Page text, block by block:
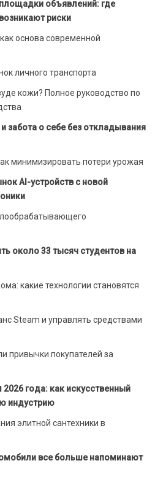
площадки объявлений: где
риски
основа современной
личного транспорта
кожи? Полное руководство по
забота о себе без откладывания
минимизировать потери урожая
AI-устройств с новой
около 33 тысяч студентов на
какие технологии становятся
Steam и управлять средствами
привычки покупателей за
года: как искусственный
индустрию
элитной сантехники в
все больше напоминают